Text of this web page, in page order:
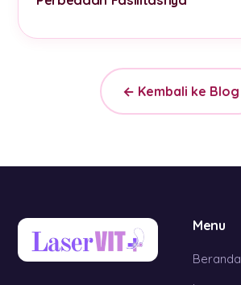
← Kembali ke Blog
Menu
Beranda